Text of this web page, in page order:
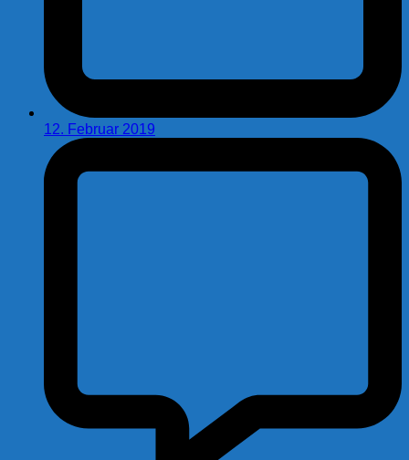
12. Februar 2019